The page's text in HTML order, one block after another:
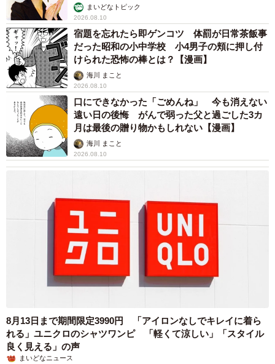
まいどなトピック
2026.08.10
宿題を忘れたら即ゲンコツ 体罰が日常茶飯事
だった昭和の小中学校 小4男子の頬に押し付
けられた恐怖の棒とは？【漫画】
海川 まこと
2026.08.10
口にできなかった「ごめんね」 今も消えない
遠い日の後悔 がんで弱った父と過ごした3カ
月は最後の贈り物かもしれない【漫画】
海川 まこと
2026.08.10
8月13日まで期間限定3990円 「アイロンなしでキレイに着ら
れる」ユニクロのシャツワンピ 「軽くて涼しい」「スタイル
良く見える」の声
まいどなニュース